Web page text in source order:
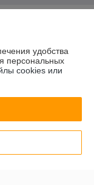
удобства
персональных
cookies или